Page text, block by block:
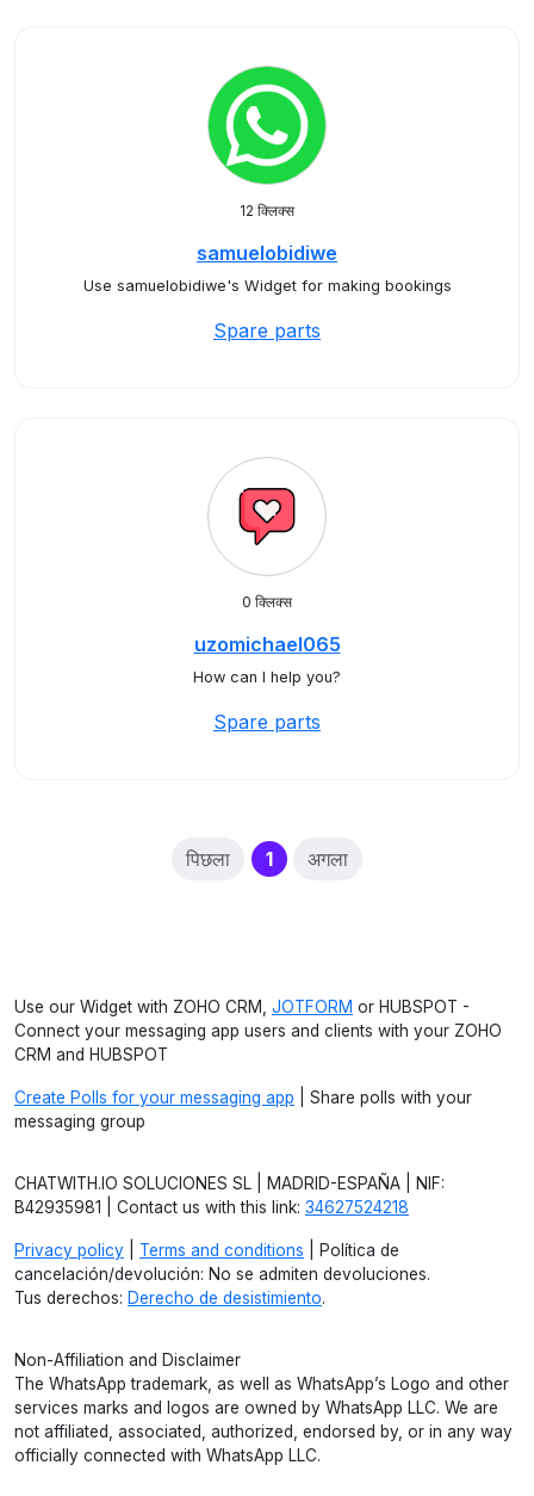
12 क्लिक्स
samuelobidiwe
Use samuelobidiwe's Widget for making bookings
Spare parts
0 क्लिक्स
uzomichael065
How can I help you?
Spare parts
पिछला 1(current)
अगला
Use our Widget with ZOHO CRM, JOTFORM or HUBSPOT -
Connect your messaging app users and clients with your ZOHO
CRM and HUBSPOT
Create Polls for your messaging app | Share polls with your
messaging group
CHATWITH.IO SOLUCIONES SL | MADRID-ESPAÑA | NIF:
B42935981 | Contact us with this link: 34627524218
Privacy policy Terms and conditions | Política de
cancelación/devolución: No se admiten devoluciones.
Tus derechos: Derecho de desistimiento.
Non-Affiliation and Disclaimer
The WhatsApp trademark, as well as WhatsApp’s Logo and other
services marks and logos are owned by WhatsApp LLC. We are
not affiliated, associated, authorized, endorsed by, or in any way
officially connected with WhatsApp LLC.